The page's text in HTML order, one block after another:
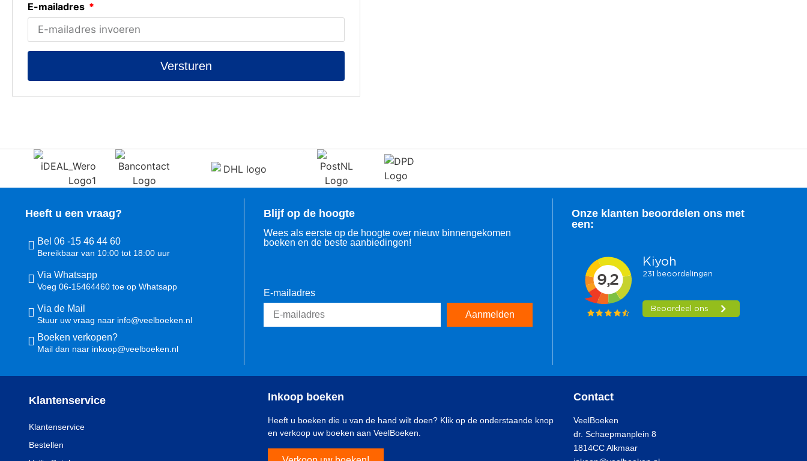
E-mailadres
Versturen
Heeft u een vraag?
Bel 06 -15 46 44 60
Bereikbaar van 10:00 tot 18:00 uur
Via Whatsapp
Voeg 06-15464460 toe op Whatsapp
Via de Mail
Stuur uw vraag naar info@veelboeken.nl
Boeken verkopen?
Mail dan naar inkoop@veelboeken.nl
Blijf op de hoogte
Wees als eerste op de hoogte over nieuw binnengekomen
boeken en de beste aanbiedingen!
E-mailadres
Aanmelden
Onze klanten beoordelen ons met
een:
Klantenservice
Klantenservice
Bestellen
Inkoop boeken
Heeft u boeken die u van de hand wilt doen? Klik op de onderstaande knop
en verkoop uw boeken aan VeelBoeken.
Contact
VeelBoeken
dr. Schaepmanplein 8
1814CC Alkmaar